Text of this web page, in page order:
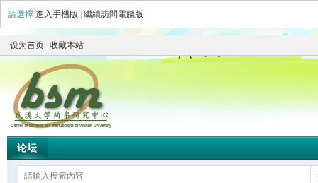
請選擇 進入手機版 繼續訪問電腦版
设为首页 收藏本站
论坛